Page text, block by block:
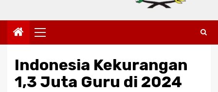
Primary
Menu
Indonesia Kekurangan
1,3 Juta Guru di 2024